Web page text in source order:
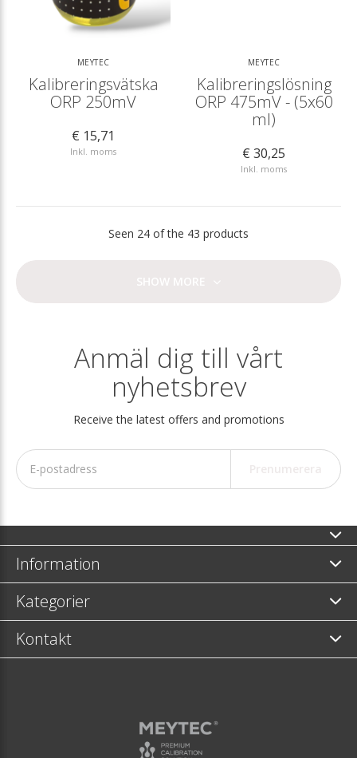
MEYTEC
Kalibreringsvätska
ORP 250mV
€ 15,71
Inkl. moms
MEYTEC
Kalibreringslösning
ORP 475mV - (5x60
ml)
€ 30,25
Inkl. moms
Seen 24 of the 43 products
Anmäl dig till vårt
nyhetsbrev
Receive the latest offers and promotions
Information
Kategorier
Kontakt